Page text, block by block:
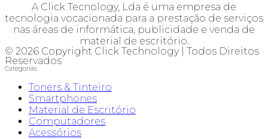
A Click Tecnology, Lda é uma empresa de
tecnologia vocacionada para a prestação de serviços
nas áreas de informática, publicidade e venda de
material de escritório.
© 2026 Copyright Click Technology | Todos Direitos
Reservados
Categorias
Toners & Tinteiro
Smartphones
Material de Escritório
Computadores
Acessórios